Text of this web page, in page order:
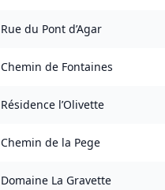
Rue du Pont d’Agar
Chemin de Fontaines
Résidence l’Olivette
Chemin de la Pege
Domaine La Gravette